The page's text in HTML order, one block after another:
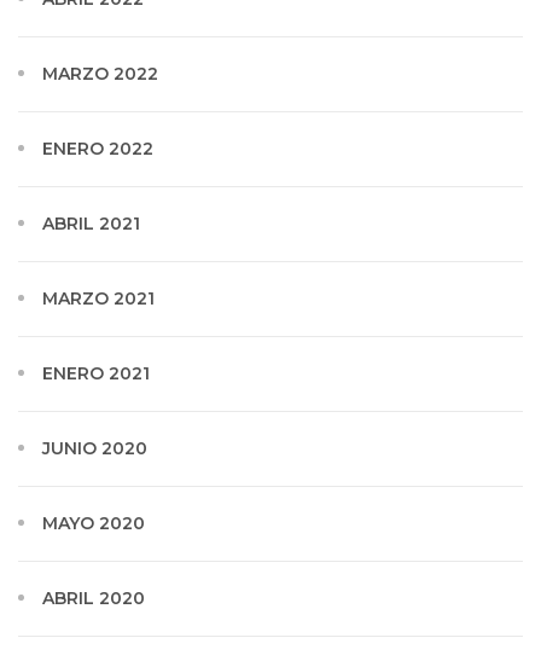
MARZO 2022
ENERO 2022
ABRIL 2021
MARZO 2021
ENERO 2021
JUNIO 2020
MAYO 2020
ABRIL 2020